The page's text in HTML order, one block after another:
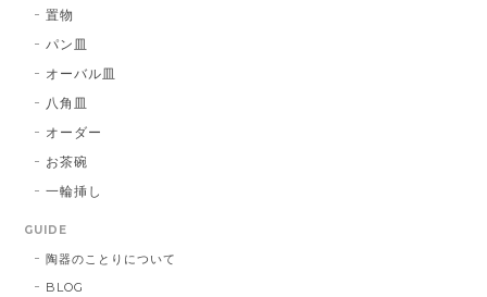
置物
パン皿
オーバル皿
八角皿
オーダー
お茶碗
一輪挿し
GUIDE
陶器のことりについて
BLOG